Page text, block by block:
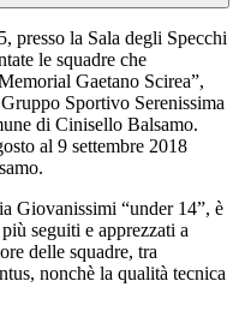
presso la Sala degli Specchi
le squadre che
Gaetano Scirea”,
Sportivo Serenissima
di Cinisello Balsamo.
al 9 settembre 2018
Giovanissimi “under 14”, è
seguiti e apprezzati a
delle squadre, tra
nonchè la qualità tecnica